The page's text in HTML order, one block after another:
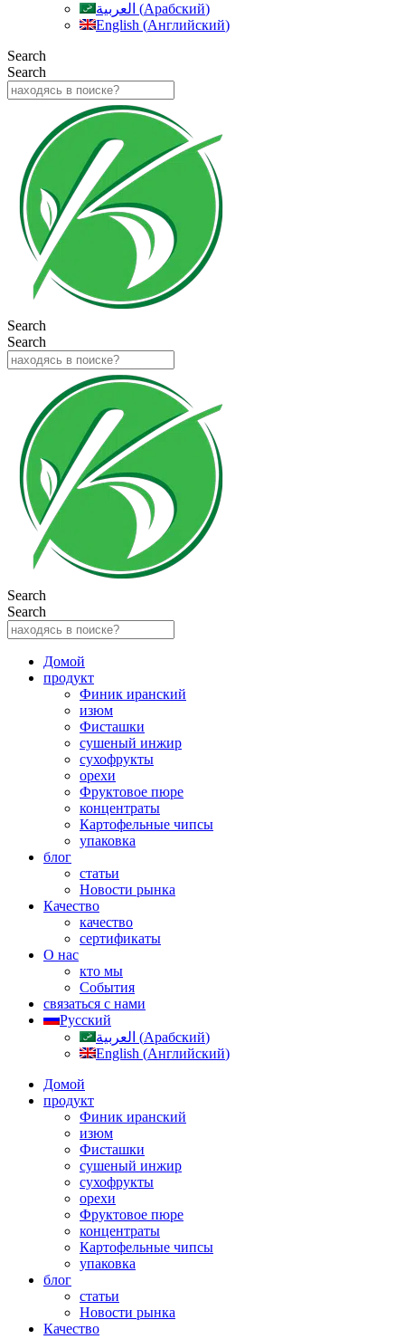
العربية (Арабский)
English (Английский)
Search
Search
Search
Search
Search
Search
Домой
продукт
Финик иранский
изюм
Фисташки
сушеный инжир
сухофрукты
орехи
Фруктовое пюре
концентраты
Картофельные чипсы
упаковка
блог
статьи
Новости рынка
Качество
качество
сертификаты
О нас
кто мы
События
связаться с нами
Русский
العربية (Арабский)
English (Английский)
Домой
продукт
Финик иранский
изюм
Фисташки
сушеный инжир
сухофрукты
орехи
Фруктовое пюре
концентраты
Картофельные чипсы
упаковка
блог
статьи
Новости рынка
Качество